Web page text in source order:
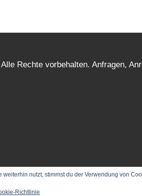
Rechte vorbehalten. Anfragen,
nutzt, stimmst du der Verwendung von
Richtlinie